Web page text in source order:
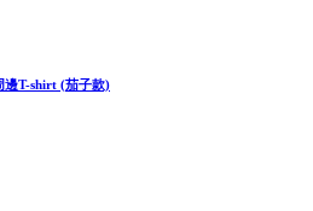
邊T-shirt (茄子款)